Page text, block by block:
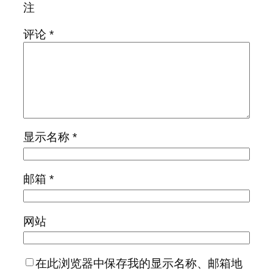
注
评论 *
显示名称 *
邮箱 *
网站
在此浏览器中保存我的显示名称、邮箱地